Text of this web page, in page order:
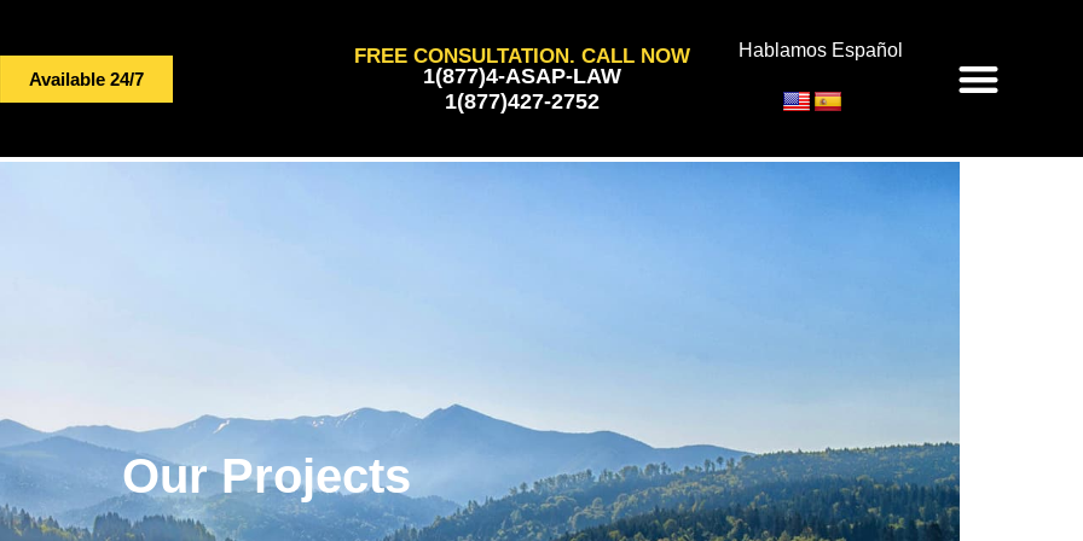
Available 24/7
FREE CONSULTATION. CALL NOW
1(877)4-ASAP-LAW
1(877)427-2752
Hablamos Español
Our Projects